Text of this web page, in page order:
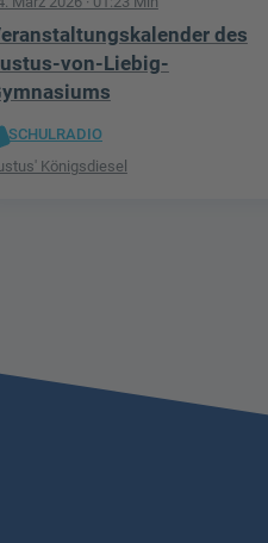
des
von-Liebig-
SCHULRADIO
Königsdiesel